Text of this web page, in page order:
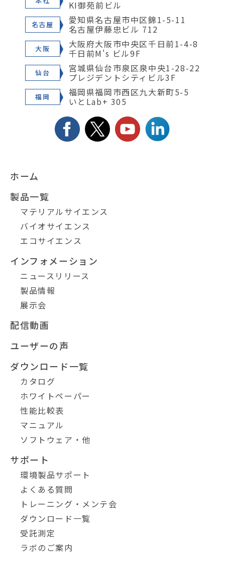
KI御苑前ビル
名古屋 愛知県名古屋市中区錦1-5-11
名古屋伊藤忠ビル 712
大阪 大阪府大阪市中央区千日前1-4-8
千日前M's ビル9F
仙台 宮城県仙台市泉区泉中央1-28-22
プレジデントシティビル3F
福岡 福岡県福岡市西区九大新町5-5
いとLab+ 305
ホーム
製品一覧
マテリアルサイエンス
バイオサイエンス
エコサイエンス
インフォメーション
ニュースリリース
製品情報
展示会
配信動画
ユーザーの声
ダウンロード一覧
カタログ
ホワイトペーパー
性能比較表
マニュアル
ソフトウェア・他
サポート
環境製品サポート
よくある質問
トレーニング・メンテ会
ダウンロード一覧
受託測定
ラボのご案内